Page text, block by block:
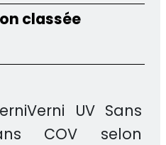
classée
UV Sans
COV selon